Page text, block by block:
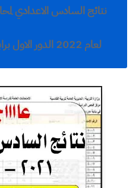
نتائج السادس الاعدادي
لعام 2022 الدور الاول برابط PDF سريع التحميل